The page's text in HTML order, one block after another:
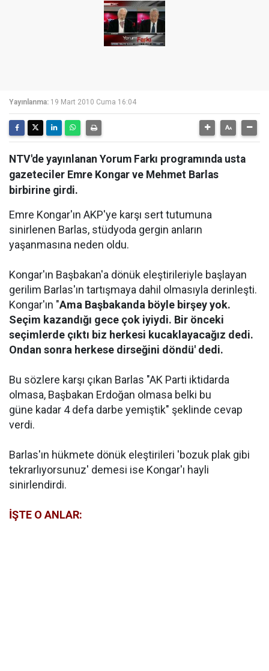
Yayınlanma: 19 Mart 2010 Cuma 16:04
NTV'de yayınlanan Yorum Farkı programında usta
gazeteciler Emre Kongar ve Mehmet Barlas
birbirine girdi.
Emre Kongar'ın AKP'ye karşı sert tutumuna
sinirlenen Barlas, stüdyoda gergin anların
yaşanmasına neden oldu.
Kongar'ın Başbakan'a dönük eleştirileriyle başlayan
gerilim Barlas'ın tartışmaya dahil olmasıyla derinleşti.
Kongar'ın "Ama Başbakanda böyle birşey yok.
Seçim kazandığı gece çok iyiydi. Bir önceki
seçimlerde çıktı biz herkesi kucaklayacağız dedi.
Ondan sonra herkese dirseğini döndü' dedi.
Bu sözlere karşı çıkan Barlas "AK Parti iktidarda
olmasa, Başbakan Erdoğan olmasa belki bu
güne kadar 4 defa darbe yemiştik" şeklinde cevap
verdi.
Barlas'ın hükmete dönük eleştirileri 'bozuk plak gibi
tekrarlıyorsunuz' demesi ise Kongar'ı hayli
sinirlendirdi.
İŞTE O ANLAR: